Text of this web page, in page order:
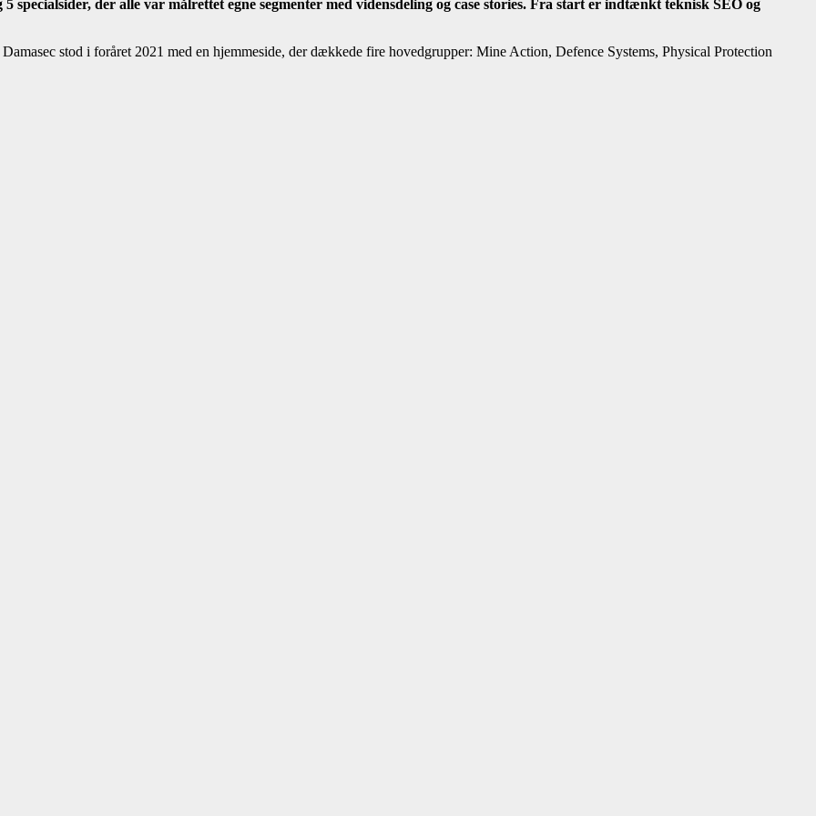
specialsider, der alle var målrettet egne segmenter med vidensdeling og case stories. Fra start er indtænkt teknisk SEO og
stod i foråret 2021 med en hjemmeside, der dækkede fire hovedgrupper: Mine Action, Defence Systems, Physical Protection